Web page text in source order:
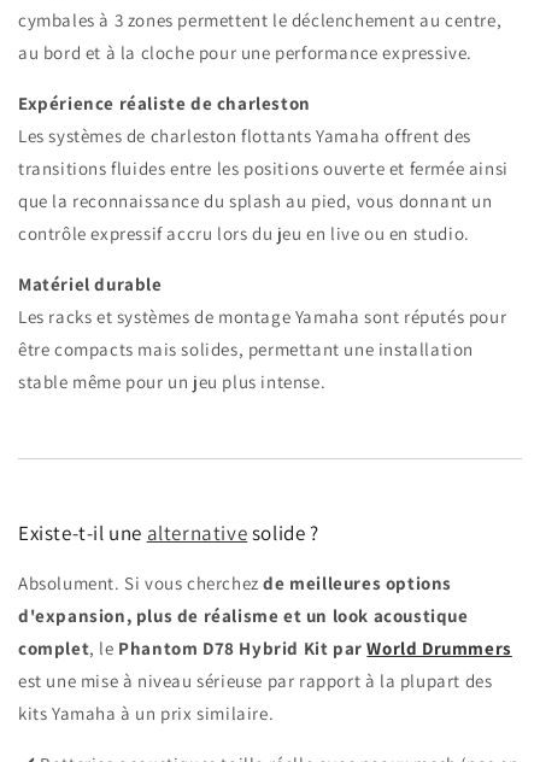
cymbales à 3 zones permettent le déclenchement au centre,
au bord et à la cloche pour une performance expressive.
Expérience réaliste de charleston
Les systèmes de charleston flottants Yamaha offrent des
transitions fluides entre les positions ouverte et fermée ainsi
que la reconnaissance du splash au pied, vous donnant un
contrôle expressif accru lors du jeu en live ou en studio.
Matériel durable
Les racks et systèmes de montage Yamaha sont réputés pour
être compacts mais solides, permettant une installation
stable même pour un jeu plus intense.
Existe-t-il une alternativesolide ?
Absolument. Si vous cherchezde meilleures options
d'expansion, plus de réalisme et un look acoustique
complet, le Phantom D78 Hybrid Kit parWorld Drummers
est une mise à niveau sérieuse par rapport à la plupart des
kits Yamaha à un prix similaire.